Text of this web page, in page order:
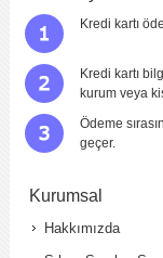
Kredi kartı
Kredi kartı
kurum veya
Ödeme
geçer.
Kurumsal
Hakkımızda